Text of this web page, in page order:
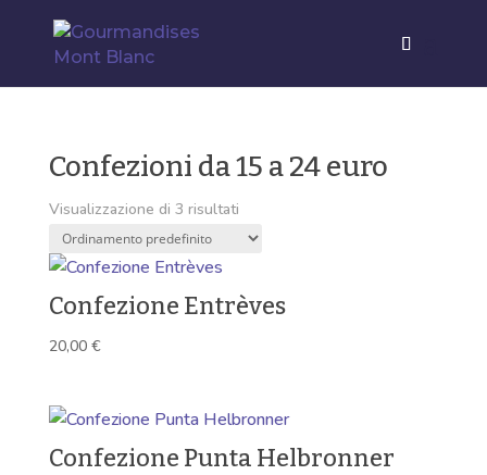
Confezioni da 15 a 24 euro
Visualizzazione di 3 risultati
Confezione Entrèves
20,00 €
Confezione Punta Helbronner